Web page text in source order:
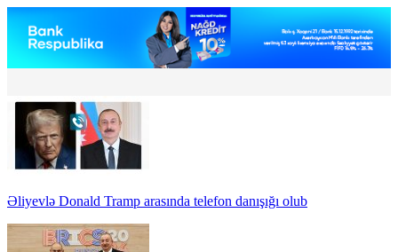
Əliyevlə Donald Tramp arasında telefon danışığı olub